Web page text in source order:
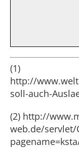
(1)
http://
soll-auch-
(2) http://
web.de/servlet/